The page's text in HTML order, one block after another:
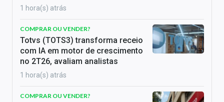
1 hora(s) atrás
COMPRAR OU VENDER?
Totvs (TOTS3) transforma receio
com IA em motor de crescimento
no 2T26, avaliam analistas
1 hora(s) atrás
COMPRAR OU VENDER?